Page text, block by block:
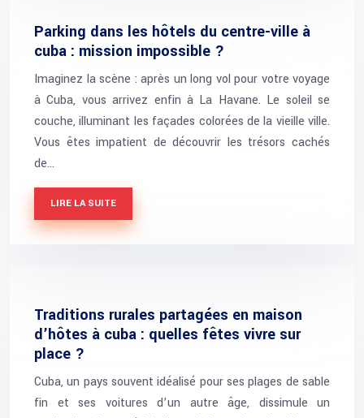
Parking dans les hôtels du centre-ville à
cuba : mission impossible ?
Imaginez la scène : après un long vol pour votre voyage
à Cuba, vous arrivez enfin à La Havane. Le soleil se
couche, illuminant les façades colorées de la vieille ville.
Vous êtes impatient de découvrir les trésors cachés
de…
LIRE LA SUITE
Traditions rurales partagées en maison
d’hôtes à cuba : quelles fêtes vivre sur
place ?
Cuba, un pays souvent idéalisé pour ses plages de sable
fin et ses voitures d’un autre âge, dissimule un